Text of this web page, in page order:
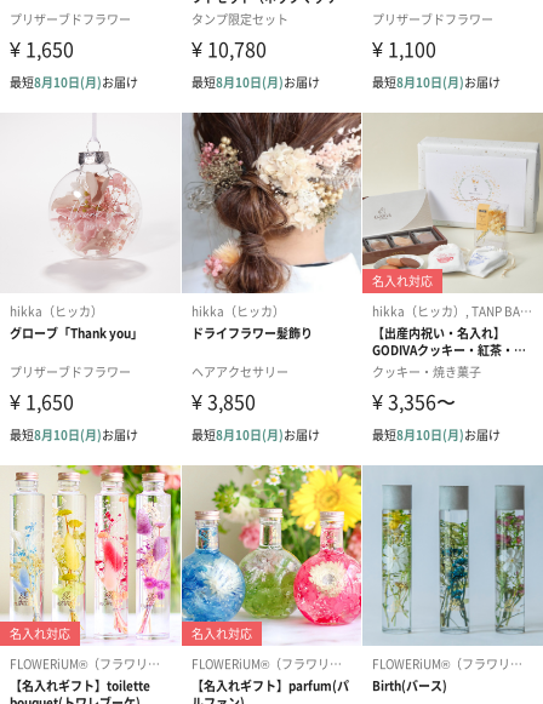
シンプルなグレーのボックスに入れてお届け
ホワイトカラーでブランド名が入った、プレーンなデザインのギ
フトボックスをつけています。電車などでの移動も生花のように
つぶれることを気にする必要もありません。
注意事項
・ピンク、イエロー、ブルーのカラーにつきましては、2つのデザ
インのうちのいずれかのお届けとなります。
・商品に付属する注意書きをご熟読の上、ご利用下さい。
・使用しているお花には個体差がございます。また、1点1点手作
りしておりますので、花材の配置も若干異なります。実物に近い
色の写真を使用しておりますが、ご使用の液晶画面により実物の
色と異なって見える場合がございます。あらかじめご了承下さ
い。
・本品はガラス製です。ご使用は必ず安定した水平な場所に置